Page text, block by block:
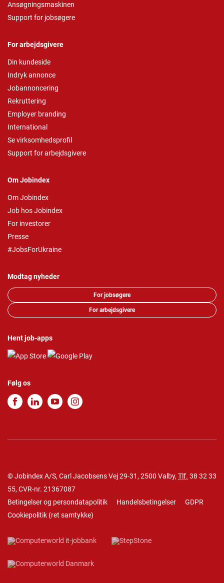
Ansøgningsmaskinen
Support for jobsøgere
For arbejdsgivere
Din kundeside
Indryk annonce
Jobannoncering
Rekruttering
Employer branding
International
Se virksomhedsprofil
Support for arbejdsgivere
Om Jobindex
Om Jobindex
Job hos Jobindex
For investorer
Presse
#JobsForUkraine
Modtag nyheder
For jobsøgere
For arbejdsgivere
Hent job-apps
Følg os
© Jobindex A/S, Carl Jacobsens Vej 29-31, 2500 Valby, Tlf. 38 32 33
55, CVR-nr. 21367087
Betingelser og persondatapolitik
Handelsbetingelser
GDPR
Cookiepolitik (ret samtykke)